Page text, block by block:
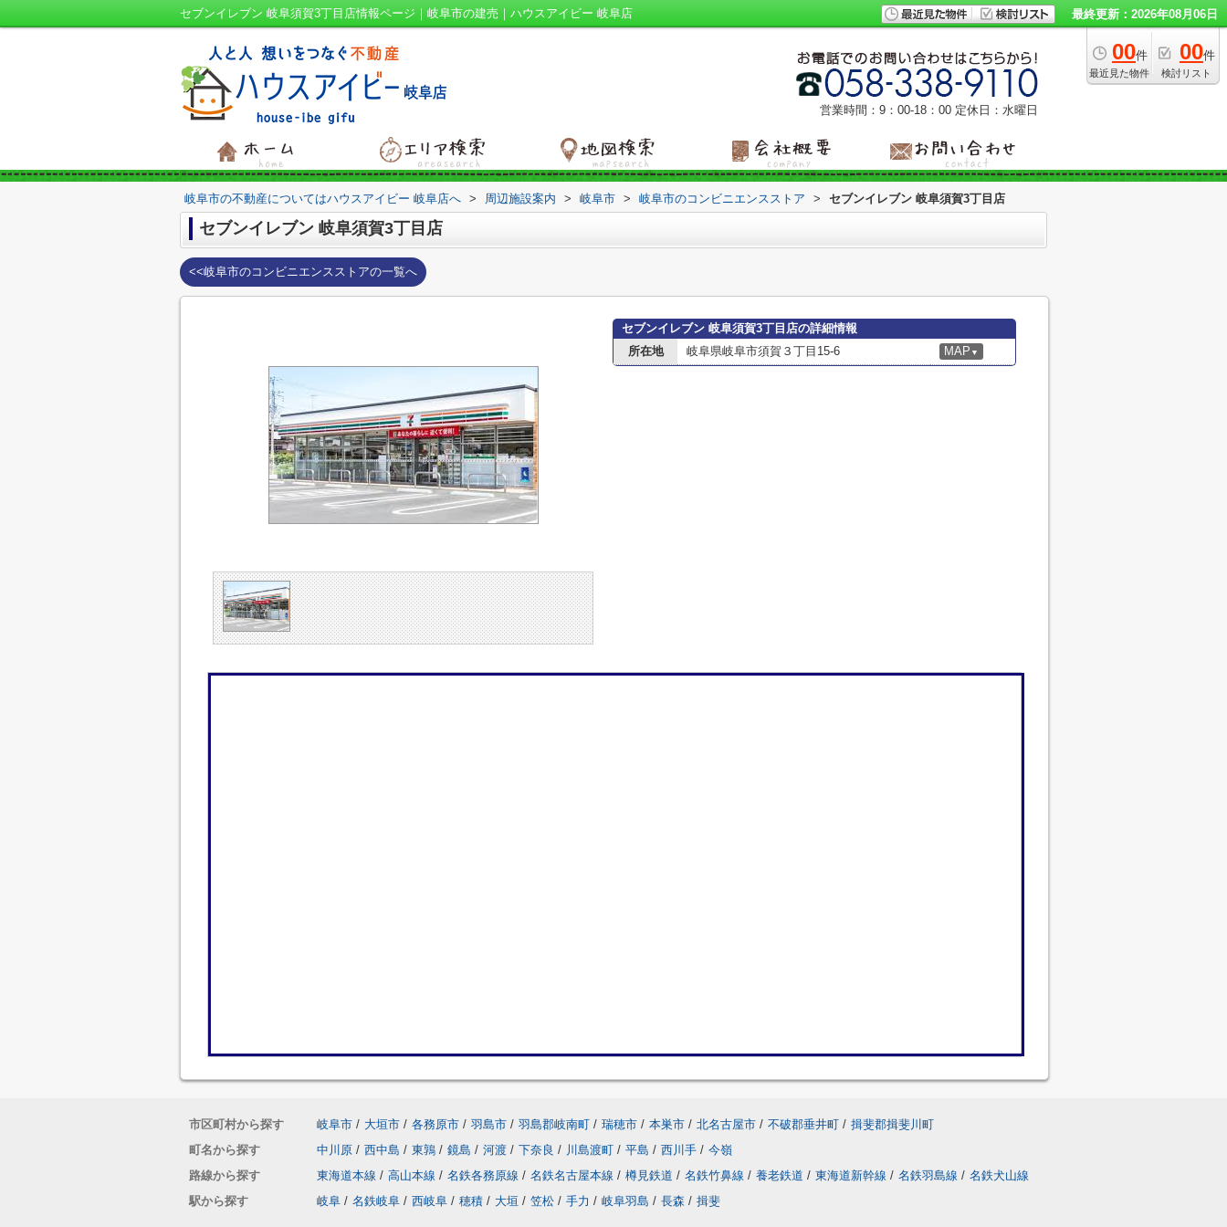
セブンイレブン 岐阜須賀3丁目店情報ページ｜岐阜市の建売｜ハウスアイビー 岐阜店 最終更新：2026年08月06日
00件
最近見た物件
00件
検討リスト
営業時間：9：00‐18：00 定休日：水曜日
岐阜市の不動産についてはハウスアイビー 岐阜店へ > 周辺施設案内 > 岐阜市 > 岐阜市のコンビニエンスストア > セブンイレブン 岐阜須賀3丁目店
セブンイレブン 岐阜須賀3丁目店
<<岐阜市のコンビニエンスストアの一覧へ
セブンイレブン 岐阜須賀3丁目店の詳細情報
所在地
岐阜県岐阜市須賀３丁目15-6 MAP ▼
市区町村から探す 岐阜市 / 大垣市 / 各務原市 / 羽島市 / 羽島郡岐南町 / 瑞穂市 / 本巣市 / 北名古屋市 / 不破郡垂井町 / 揖斐郡揖斐川町
町名から探す
中川原 / 西中島 / 東鶉 / 鏡島 / 河渡 / 下奈良 / 川島渡町 / 平島 / 西川手 / 今嶺
路線から探す
東海道本線 / 高山本線 / 名鉄各務原線 / 名鉄名古屋本線 / 樽見鉄道 / 名鉄竹鼻線 / 養老鉄道 / 東海道新幹線 / 名鉄羽島線 / 名鉄犬山線
駅から探す
岐阜 / 名鉄岐阜 / 西岐阜 / 穂積 / 大垣 / 笠松 / 手力 / 岐阜羽島 / 長森 / 揖斐